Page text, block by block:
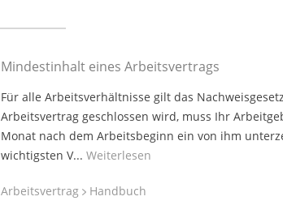
Mindestinhalt eines Arbeitsvertrags
Für alle Arbeitsverhältnisse gilt das
Arbeitsvertrag geschlossen wird, muss Ihr
Monat nach dem Arbeitsbeginn ein von ihm
wichtigsten V... Weiterlesen
Arbeitsvertrag Handbuch